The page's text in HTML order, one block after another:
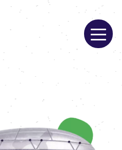
Aller
contenu
principal